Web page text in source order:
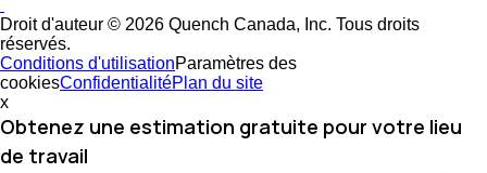
Droit d'auteur © 2026 Quench Canada, Inc. Tous droits
réservés.
Conditions d'utilisationParamètres des
cookiesConfidentialitéPlan du site
x
Obtenez une estimation gratuite pour votre lieu
de travail